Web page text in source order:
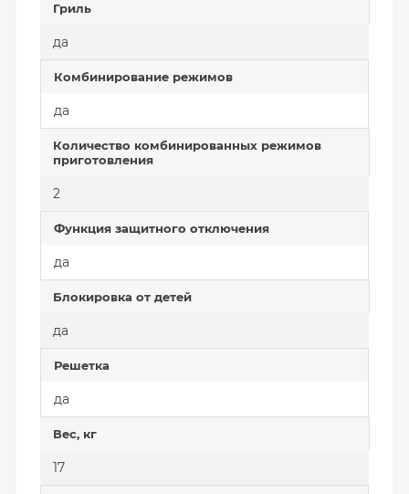
Гриль
да
Комбинирование режимов
да
Количество комбинированных режимов
приготовления
2
Функция защитного отключения
да
Блокировка от детей
да
Решетка
да
Вес, кг
17